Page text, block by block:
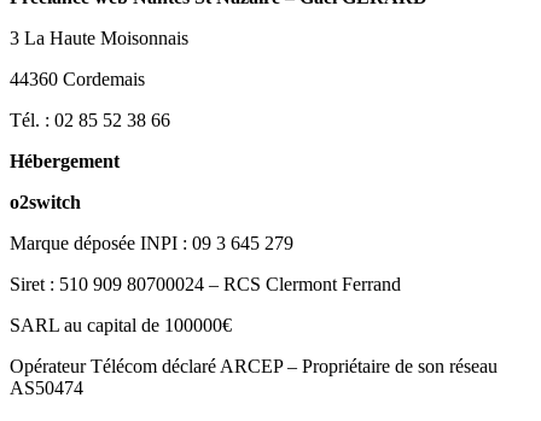
3 La Haute Moisonnais
44360 Cordemais
Tél. : 02 85 52 38 66
Hébergement
o2switch
Marque déposée INPI : 09 3 645 279
Siret : 510 909 80700024 – RCS Clermont Ferrand
SARL au capital de 100000€
Opérateur Télécom déclaré ARCEP – Propriétaire de son réseau
AS50474